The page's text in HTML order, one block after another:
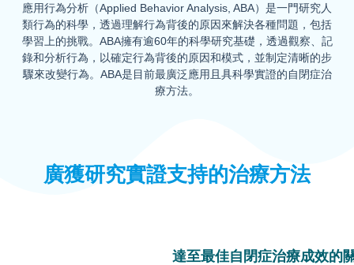
應用行為分析（Applied Behavior Analysis, ABA）是一門研究人
類行為的科學，透過理解行為背後的原因來解決各種問題，包括
學習上的挑戰。ABA擁有逾60年的科學研究基礎，透過觀察、記
錄和分析行為，以確定行為背後的原因和模式，並制定清晰的步
驟來改變行為。ABA是目前最廣泛應用且具科學實證的自閉症治
療方法。
廣獲研究實證支持的治療方法
達至最佳自閉症治療成效的